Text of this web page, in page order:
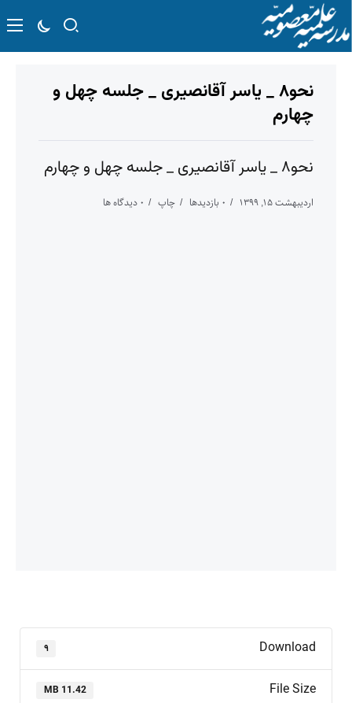
نحو۸ _ یاسر آقانصیری _ جلسه چهل و
چهارم
نحو۸ _ یاسر آقانصیری _ جلسه چهل و چهارم
اردیبهشت ۱۵, ۱۳۹۹ ۰ بازدیدها چاپ ۰ دیدگاه ها
Download ۹
File Size
11.42 MB